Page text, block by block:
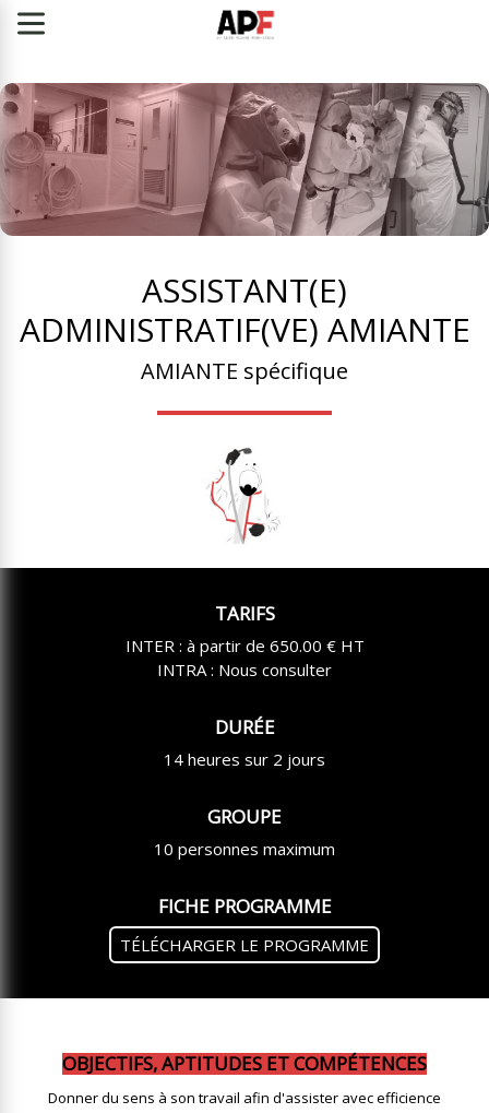
ASSISTANT(E)
ADMINISTRATIF(VE) AMIANTE
AMIANTE spécifique
TARIFS
INTER : à partir de 650.00 € HT
INTRA : Nous consulter
DURÉE
14 heures sur 2 jours
GROUPE
10 personnes maximum
FICHE PROGRAMME
TÉLÉCHARGER LE PROGRAMME
OBJECTIFS, APTITUDES ET COMPÉTENCES
Donner du sens à son travail afin d'assister avec efficience